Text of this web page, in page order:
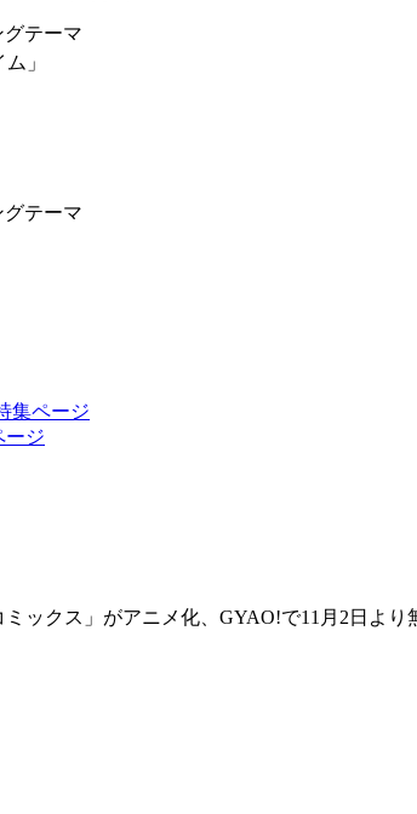
テーマ
」
テーマ
集ページ
ージ
ミックス」がアニメ化、GYAO!で11月2日より